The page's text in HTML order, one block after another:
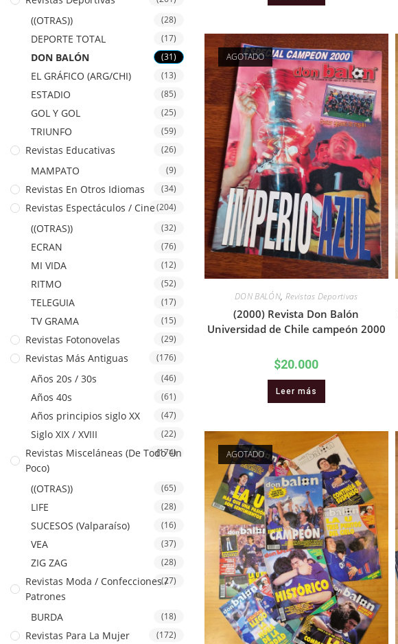
((OTRAS)) (28)
DEPORTE TOTAL (17)
DON BALÓN (31)
EL GRÁFICO (ARG/CHI) (13)
ESTADIO (85)
GOL Y GOL (25)
TRIUNFO (59)
Revistas Educativas (26)
MAMPATO (9)
Revistas En Otros Idiomas (34)
Revistas Espectáculos / Cine(204)
((OTRAS)) (32)
ECRAN (76)
MI VIDA (12)
RITMO (52)
TELEGUIA (17)
TV GRAMA (15)
Revistas Fotonovelas (29)
Revistas Más Antiguas (176)
Años 20s / 30s (46)
Años 40s (61)
Años principios siglo XX (47)
Siglo XIX / XVIII (22)
Revistas Misceláneas (De Todo Un
Poco)
(174)
((OTRAS)) (65)
LIFE (28)
SUCESOS (Valparaíso) (16)
VEA (37)
ZIG ZAG (28)
Revistas Moda / Confecciones /
Patrones
(27)
BURDA (18)
Revistas Para La Mujer (172)
AGOTADO
DON BALÓN, Revistas Deportivas
(2000) Revista Don Balón
Universidad de Chile campeón 2000
$20.000
Leer más
AGOTADO